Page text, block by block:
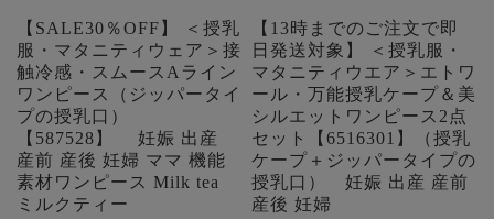
【SALE30％OFF】 ＜授乳
服・マタニティウェア＞接
触冷感・スムースAライン
ワンピース（ジッパータイ
プの授乳口）
【587528】 妊娠 出産
産前 産後 妊婦 ママ 機能
素材ワンピース Milk tea
ミルクティー
【13時までのご注文で即
日発送対象】 ＜授乳服・
マタニティウエア＞エトワ
ール・万能授乳ケープ＆美
シルエットワンピース2点
セット【6516301】（授乳
ケープ＋ジッパータイプの
授乳口） 妊娠 出産 産前
産後 妊婦